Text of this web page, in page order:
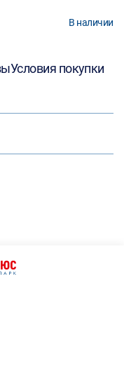
В наличии
Условия покупки